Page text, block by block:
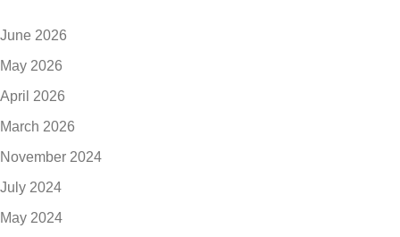
June 2026
May 2026
April 2026
March 2026
November 2024
July 2024
May 2024